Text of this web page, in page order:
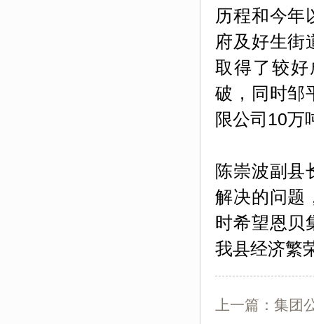
历程和今年
府及好生街
取得了较
破，同时邹
限公司10万
陈崇波副县
解决的问题
时希望恩贝
我县经济繁
上一篇： 集团